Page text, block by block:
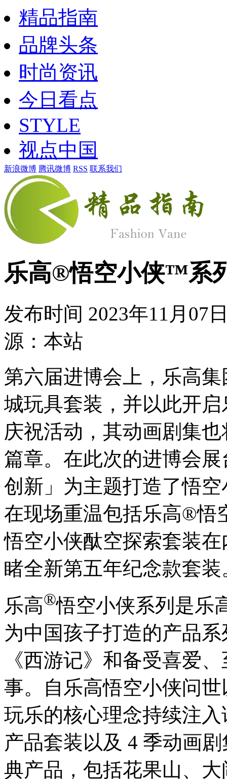
精品指南
品牌头条
时尚资讯
今日看点
STYLE
视点中国
新浪微博 腾讯微博 RSS 联系我们
乐高®悟空小侠™系
发布时间 2023年11月
源：本站
第六届进博会上，乐高
城玩具套装，并以此开
庆祝活动，其动画剧集
篇章。在此次的进博会
创新」为主题打造了悟
在现场重温包括乐高®悟
悟空小侠酞空探索套装
睹全新第五年纪念款套装
乐高®悟空小侠系列是乐
为中国孩子打造的产品
《西游记》和备受喜爱
事。自乐高悟空小侠问
玩乐的核心理念持续注
产品套装以及 4 季动画
典产品，包括花果山、